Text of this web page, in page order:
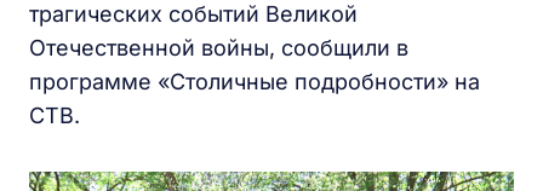
трагических событий Великой
Отечественной войны, сообщили в
программе «Столичные подробности» на
СТВ.